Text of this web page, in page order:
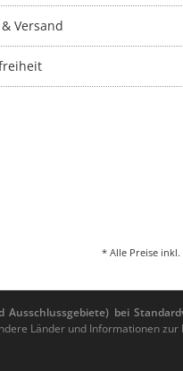
Versand
* Alle Preise inkl.
bei
Länder und Informationen